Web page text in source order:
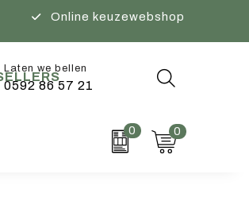
Online keuzewebshop
Laten we bellen
0592 86 57 21
0 0